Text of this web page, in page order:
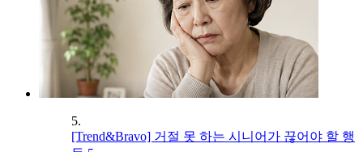
5.
[Trend&Bravo] 거절 못 하는 시니어가 끊어야 할 행